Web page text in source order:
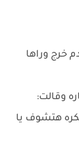
خرج وراها
وقالت:
هتشوف يا